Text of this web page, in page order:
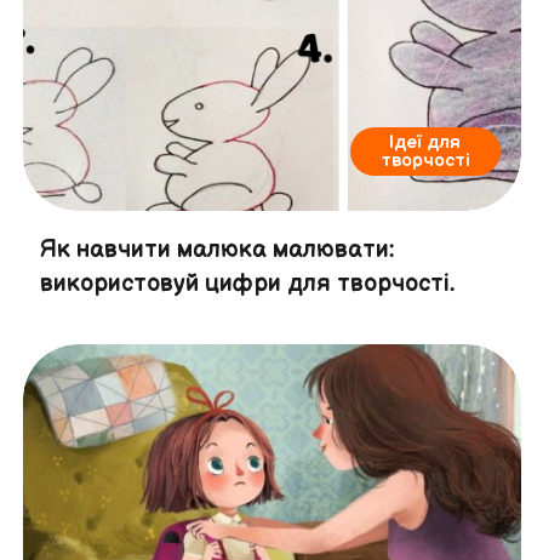
Ідеї для
творчості
Як навчити малюка малювати:
використовуй цифри для творчості.